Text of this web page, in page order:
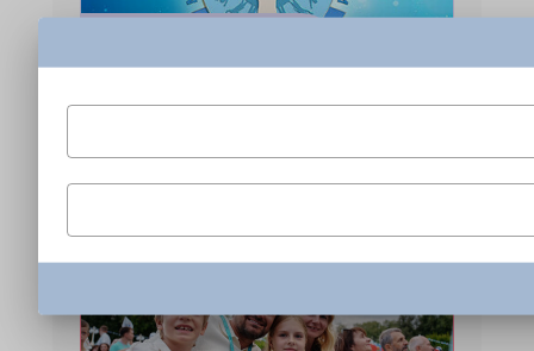
Четыре весёлых рассказа
писателей из Москвы
Подпишись на рассылку
Получи электронный "Классный журнал" в подарок!